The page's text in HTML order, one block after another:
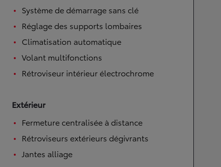
Système de démarrage sans clé
Réglage des supports lombaires
Climatisation automatique
Volant multifonctions
Rétroviseur intérieur électrochrome
Extérieur
Fermeture centralisée à distance
Rétroviseurs extérieurs dégivrants
Jantes alliage